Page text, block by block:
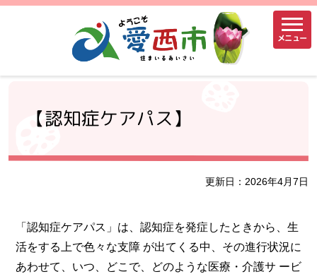
メニュー
【認知症ケアパス】
更新日：2026年4月7日
「認知症ケアパス」は、認知症を発症したときから、生
活をする上で色々な支障 が出てくる中、その進行状況に
あわせて、いつ、どこで、どのような医療・介護サ ービ